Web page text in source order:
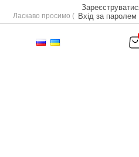
Ласкаво просимо ( Вхід за паролем